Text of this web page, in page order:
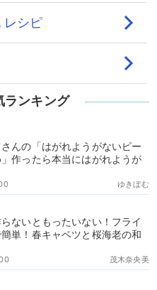
ランキング
んの「はがれようがないピー
作ったら本当にはがれようが
ゆきぼむ
ないともったいない！フライ
単！春キャベツと桜海老の和
茂木奈央美